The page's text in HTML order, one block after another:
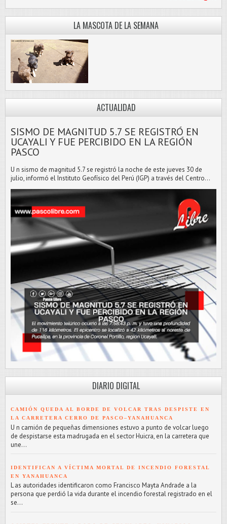
LA MASCOTA DE LA SEMANA
ACTUALIDAD
SISMO DE MAGNITUD 5.7 SE REGISTRÓ EN
UCAYALI Y FUE PERCIBIDO EN LA REGIÓN
PASCO
U n sismo de magnitud 5.7 se registró la noche de este jueves 30 de
julio, informó el Instituto Geofísico del Perú (IGP) a través del Centro...
DIARIO DIGITAL
CAMIÓN QUEDA AL BORDE DE VOLCAR TRAS DESPISTE EN
LA CARRETERA CERRO DE PASCO–YANAHUANCA
U n camión de pequeñas dimensiones estuvo a punto de volcar luego
de despistarse esta madrugada en el sector Huicra, en la carretera que
une...
IDENTIFICAN A VÍCTIMA MORTAL DE INCENDIO FORESTAL
EN YANAHUANCA
L as autoridades identificaron como Francisco Mayta Andrade a la
persona que perdió la vida durante el incendio forestal registrado en el
se...